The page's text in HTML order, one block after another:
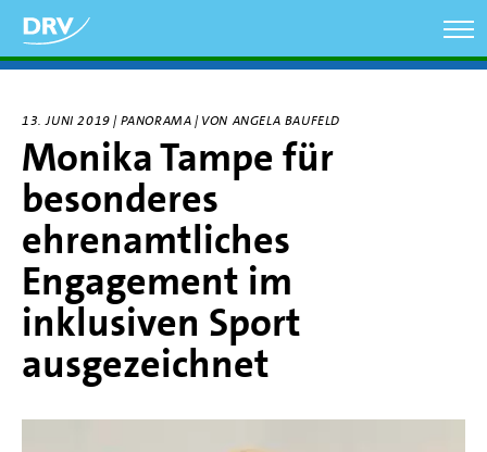
zum
Inhalt
13. JUNI 2019 | PANORAMA | VON ANGELA BAUFELD
Monika Tampe für
besonderes
ehrenamtliches
Engagement im
inklusiven Sport
ausgezeichnet